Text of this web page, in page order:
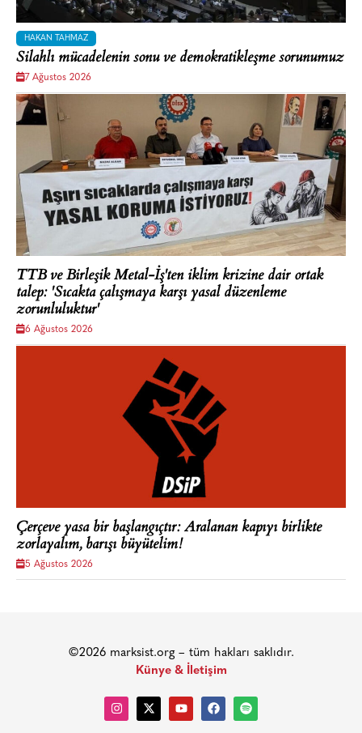
HAKAN TAHMAZ
Silahlı mücadelenin sonu ve demokratikleşme sorunumuz
7 Ağustos 2026
TTB ve Birleşik Metal-İş'ten iklim krizine dair ortak
talep: 'Sıcakta çalışmaya karşı yasal düzenleme
zorunluluktur'
6 Ağustos 2026
Çerçeve yasa bir başlangıçtır: Aralanan kapıyı birlikte
zorlayalım, barışı büyütelim!
5 Ağustos 2026
©2026 marksist.org – tüm hakları saklıdır.
Künye & İletişim